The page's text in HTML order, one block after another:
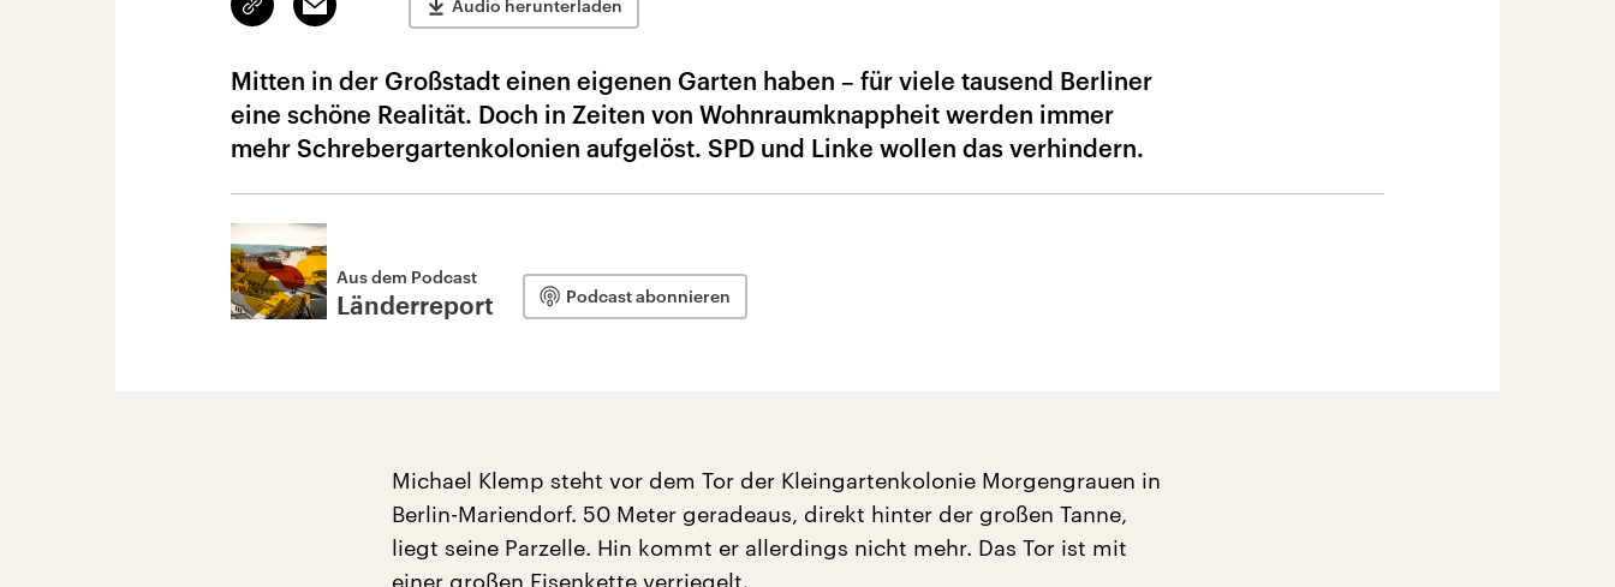
kopieren/teilen
Audio herunterladen
Mitten in der Großstadt einen eigenen Garten haben – für viele tausend Berliner
eine schöne Realität. Doch in Zeiten von Wohnraumknappheit werden immer
mehr Schrebergartenkolonien aufgelöst. SPD und Linke wollen das verhindern.
Aus dem Podcast
Länderreport Podcast abonnieren
Michael Klemp steht vor dem Tor der Kleingartenkolonie Morgengrauen in
Berlin-Mariendorf. 50 Meter geradeaus, direkt hinter der großen Tanne,
liegt seine Parzelle. Hin kommt er allerdings nicht mehr. Das Tor ist mit
einer großen Eisenkette verriegelt.